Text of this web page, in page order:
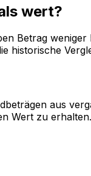
wert?
Betrag
historische
aus
Wert zu